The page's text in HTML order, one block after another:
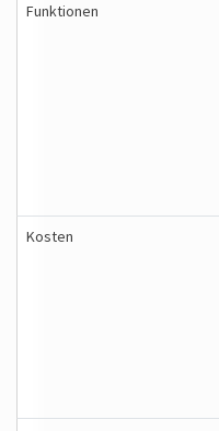
Funktionen
Kosten